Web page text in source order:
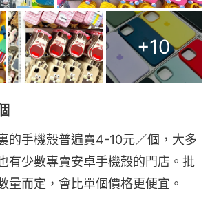
+10
的手機殼普遍賣4-10元／個，大多
有少數專賣安卓手機殼的門店。批
量而定，會比單個價格更便宜。